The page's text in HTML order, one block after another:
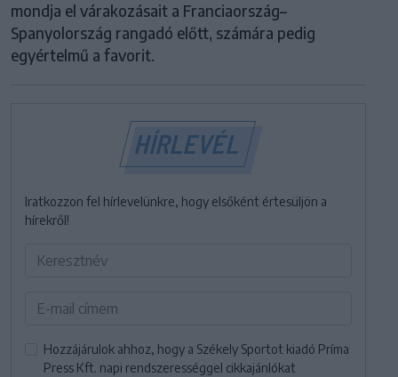
mondja el várakozásait a Franciaország–
Spanyolország rangadó előtt, számára pedig
egyértelmű a favorit.
HÍRLEVÉL
Iratkozzon fel hírlevelünkre, hogy elsőként értesüljön a
hírekről!
Hozzájárulok ahhoz, hogy a Székely Sportot kiadó Príma
Press Kft. napi rendszerességgel cikkajánlókat